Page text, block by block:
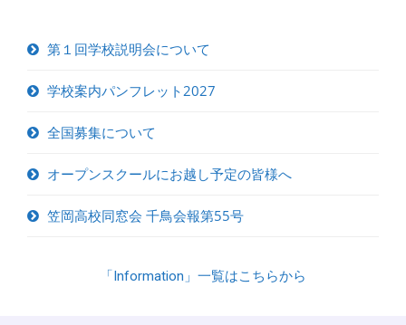
第１回学校説明会について
学校案内パンフレット2027
全国募集について
オープンスクールにお越し予定の皆様へ
笠岡高校同窓会 千鳥会報第55号
「Information」一覧はこちらから